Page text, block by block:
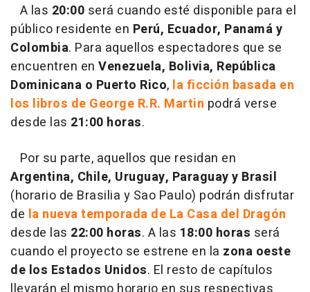
A las 20:00 será cuando esté disponible para el
público residente en Perú, Ecuador, Panamá y
Colombia. Para aquellos espectadores que se
encuentren en Venezuela, Bolivia, República
Dominicana o Puerto Rico, la ficción basada en
los libros de George R.R. Martin podrá verse
desde las 21:00 horas.
Por su parte, aquellos que residan en
Argentina, Chile, Uruguay, Paraguay y Brasil
(horario de Brasilia y Sao Paulo) podrán disfrutar
de la nueva temporada de La Casa del Dragón
desde las 22:00 horas. A las 18:00 horas será
cuando el proyecto se estrene en la zona oeste
de los Estados Unidos. El resto de capítulos